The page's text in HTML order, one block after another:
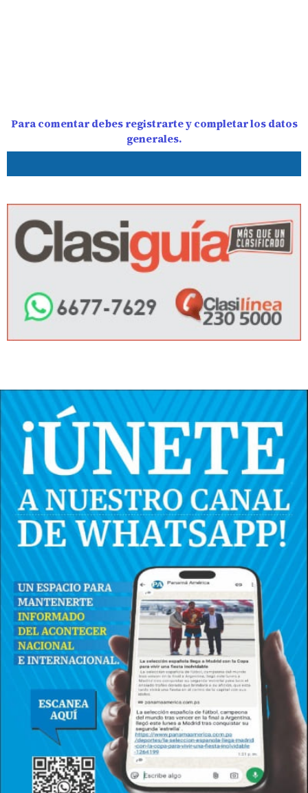
Para comentar debes registrarte y completar los datos
generales.